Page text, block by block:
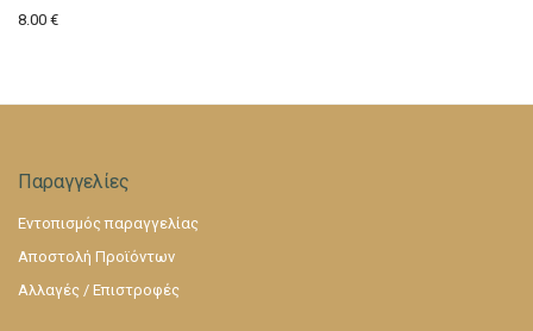
8.00 €
Παραγγελίες
Εντοπισμός παραγγελίας
Αποστολή Προϊόντων
Αλλαγές / Επιστροφές